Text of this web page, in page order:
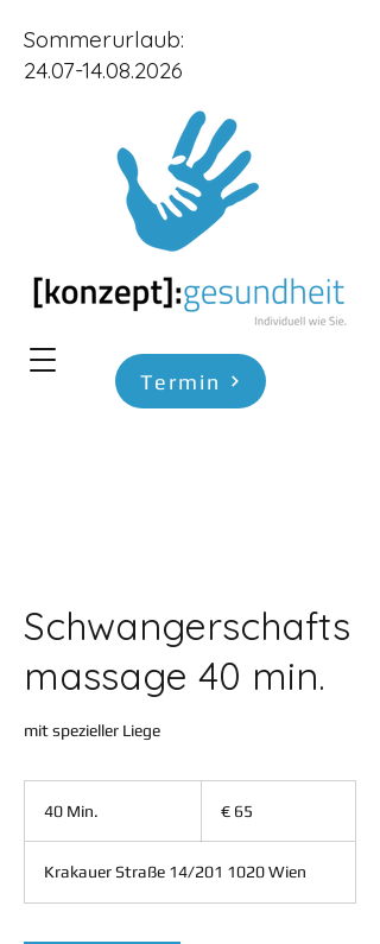
Sommerurlaub:
24.07-14.08.2026
Termin
Schwangerschafts
massage 40 min.
mit spezieller Liege
40 Min.
i
n
€ 65
Krakauer Straße 14/201 1020 Wien